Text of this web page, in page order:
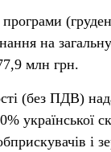
на
млн грн.
(без ПДВ)
української
і